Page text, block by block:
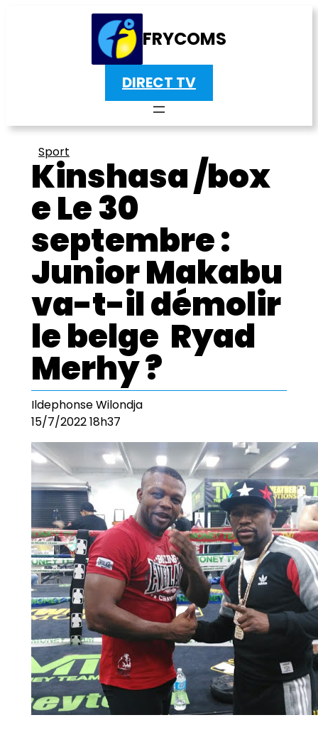
FRYCOMS
DIRECT TV
Sport
Kinshasa /box
e Le 30
septembre :
Junior Makabu
va-t-il démolir
le belge Ryad
Merhy ?
Ildephonse Wilondja
15/7/2022 18h37